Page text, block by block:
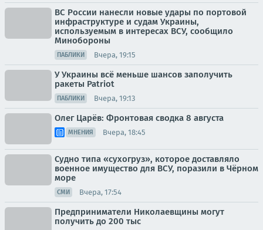
ВС России нанесли новые удары по портовой
инфраструктуре и судам Украины,
используемым в интересах ВСУ, сообщило
Минобороны
ПАБЛИКИ Вчера, 19:15
У Украины всё меньше шансов заполучить
ракеты Patriot
ПАБЛИКИ Вчера, 19:13
Олег Царёв: Фронтовая сводка 8 августа
МНЕНИЯ Вчера, 18:45
Судно типа «сухогруз», которое доставляло
военное имущество для ВСУ, поразили в Чёрном
море
СМИ Вчера, 17:54
Предприниматели Николаевщины могут
получить до 200 тыс